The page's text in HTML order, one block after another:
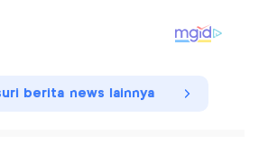
berita news lainnya